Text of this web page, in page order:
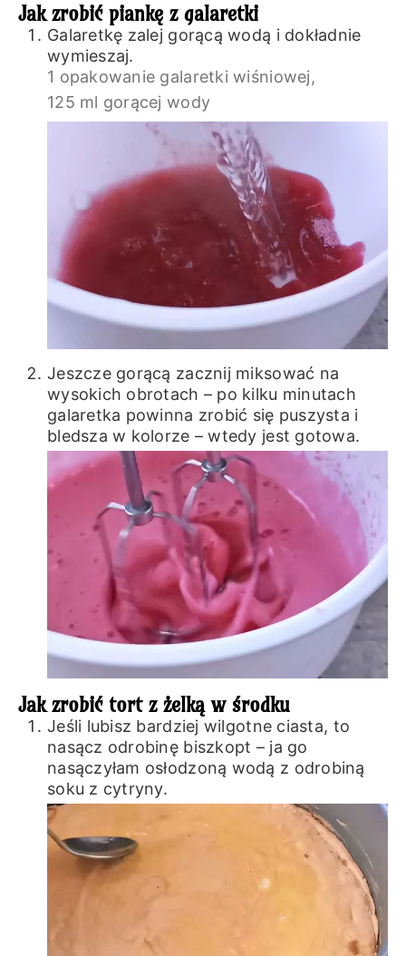
Jak zrobić piankę z galaretki
Galaretkę zalej gorącą wodą i dokładnie
wymieszaj.
1 opakowanie galaretki wiśniowej,
125 ml gorącej wody
Jeszcze gorącą zacznij miksować na
wysokich obrotach – po kilku minutach
galaretka powinna zrobić się puszysta i
bledsza w kolorze – wtedy jest gotowa.
Jak zrobić tort z żelką w środku
Jeśli lubisz bardziej wilgotne ciasta, to
nasącz odrobinę biszkopt – ja go
nasączyłam osłodzoną wodą z odrobiną
soku z cytryny.